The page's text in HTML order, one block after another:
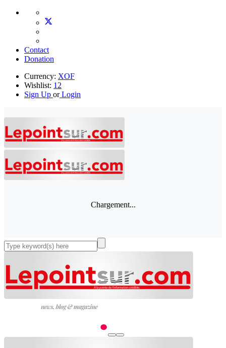
Contact
Donation
Currency: XOF
Wishlist: 12
Sign Up orLogin
Chargement...